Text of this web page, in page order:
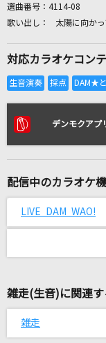
リアル
しぐれの酒場
[生音]恋
[生音]コイスル
SUPER BEAVER
選曲番号： 4114-08
太陽に向か
対応カラオケコン
デンモクアプ
配信中のカラオケ
LIVE DAM WAO!
雑走(生音)に関連
雑走